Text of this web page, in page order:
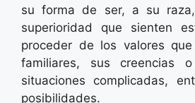
su forma de ser, a su
superioridad que sienten
proceder de los valores
familiares, sus creencias
situaciones complicadas,
posibilidades.